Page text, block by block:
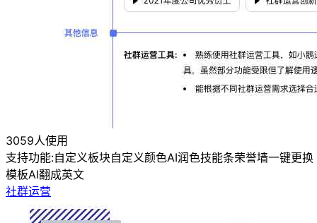
3059人使用
支持功能:自定义板块自定义颜色AI润色技能条荣誉墙一键更换
模板AI翻成英文
社群运营